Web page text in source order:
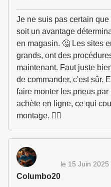
Je ne suis pas certain
soit un avantage
en magasin. 🤔 Les sites
grands, ont des
maintenant. Faut juste
de commander, c'est sûr.
faire monter les pneus
achète en ligne, ce qui
montage. 🤷‍♂️
Columbo20
le 15 Juin 2025